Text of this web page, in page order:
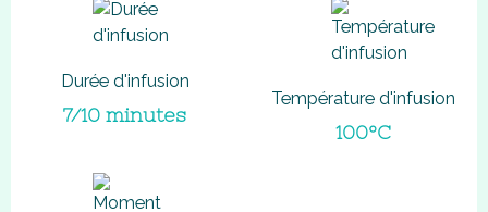
Durée d'infusion
7/10 minutes
Température d'infusion
100°C